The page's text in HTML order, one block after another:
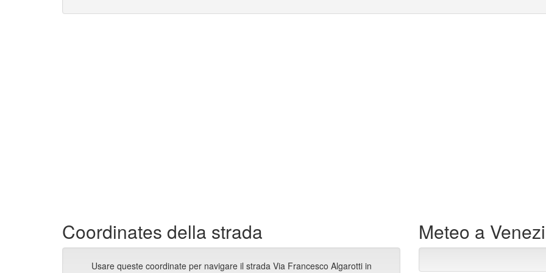
Coordinates della strada
Usare queste coordinate per navigare il strada Via Francesco Algarotti in
Meteo a